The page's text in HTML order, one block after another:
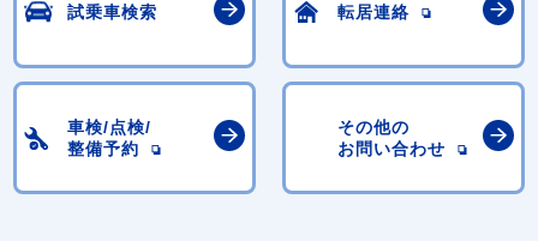
試乗車検索 転居連絡
車検/点検/
整備予約
その他の
お問い合わせ